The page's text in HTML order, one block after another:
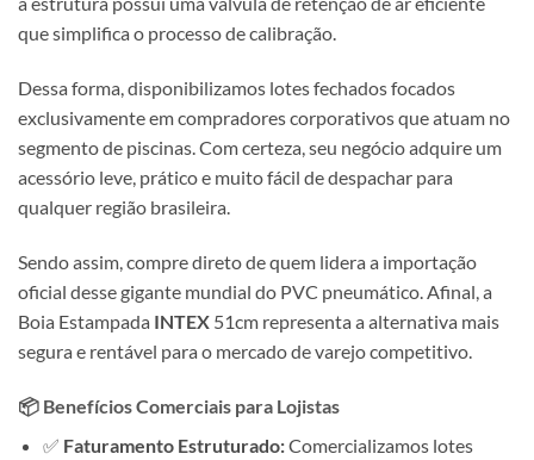
que simplifica o processo de calibração.
Dessa forma, disponibilizamos lotes fechados focados
exclusivamente em compradores corporativos que atuam no
segmento de piscinas. Com certeza, seu negócio adquire um
acessório leve, prático e muito fácil de despachar para
qualquer região brasileira.
Sendo assim, compre direto de quem lidera a importação
oficial desse gigante mundial do PVC pneumático. Afinal, a
Boia Estampada INTEX 51cm representa a alternativa mais
segura e rentável para o mercado de varejo competitivo.
📦 Benefícios Comerciais para Lojistas
✅ Faturamento Estruturado:Comercializamos lotes